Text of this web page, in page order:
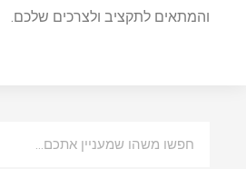
והמתאים לתקציב ולצרכים שלכם.